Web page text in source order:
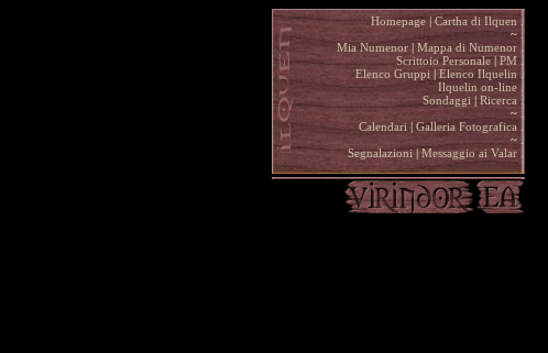
Homepage| Cartha di Ilquen .
~.
Mia Numenor | Mappa di Numenor .
Scrittoio Personale| PM .
Elenco Gruppi | Elenco Ilquelin .
Ilquelin on-line .
Sondaggi | Ricerca .
~.
Calendari | Galleria Fotografica .
~.
Segnalazioni| Messaggio ai Valar .